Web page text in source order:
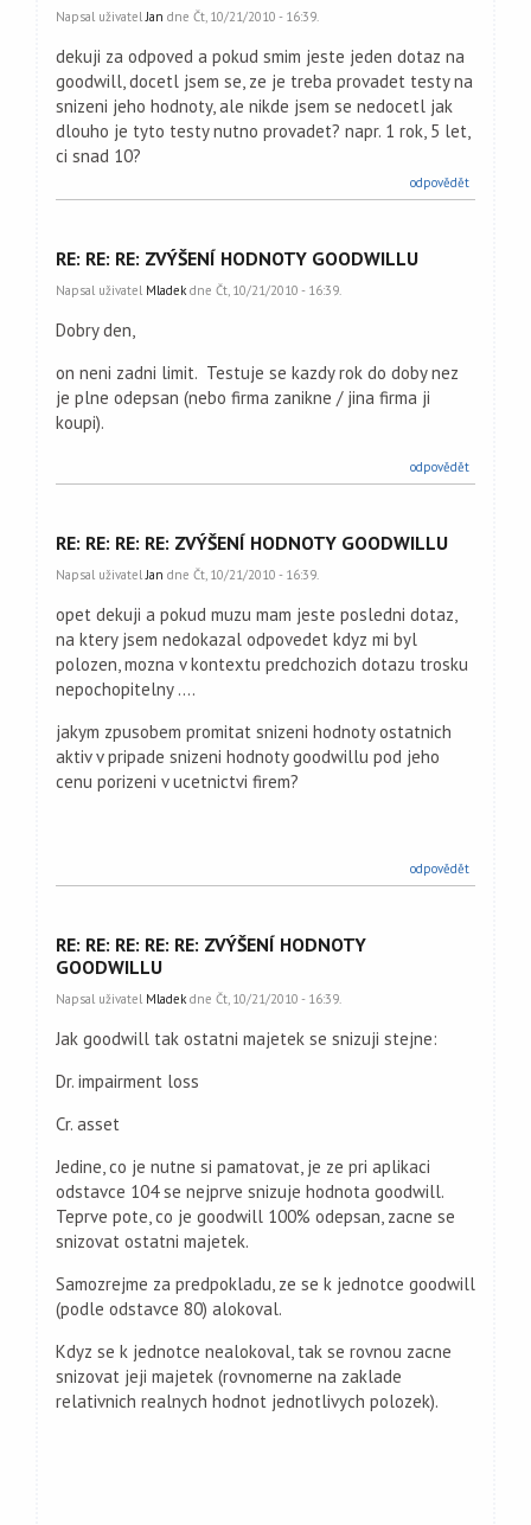
Napsal uživatelJan dne Čt, 10/21/2010 - 16:39.
dekuji za odpoved a pokud smim jeste jeden dotaz na
goodwill, docetl jsem se, ze je treba provadet testy na
snizeni jeho hodnoty, ale nikde jsem se nedocetl jak
dlouho je tyto testy nutno provadet? napr. 1 rok, 5 let,
ci snad 10?
odpovědět
RE: RE: RE: ZVÝŠENÍ HODNOTY GOODWILLU
Napsal uživatel Mladek dne Čt, 10/21/2010 - 16:39.
Dobry den,
on neni zadni limit. Testuje se kazdy rok do doby nez
je plne odepsan (nebo firma zanikne / jina firma ji
koupi).
odpovědět
RE: RE: RE: RE: ZVÝŠENÍ HODNOTY GOODWILLU
Napsal uživatelJan dne Čt, 10/21/2010 - 16:39.
opet dekuji a pokud muzu mam jeste posledni dotaz,
na ktery jsem nedokazal odpovedet kdyz mi byl
polozen, mozna v kontextu predchozich dotazu trosku
nepochopitelny ....
jakym zpusobem promitat snizeni hodnoty ostatnich
aktiv v pripade snizeni hodnoty goodwillu pod jeho
cenu porizeni v ucetnictvi firem?
odpovědět
RE: RE: RE: RE: RE: ZVÝŠENÍ HODNOTY
GOODWILLU
Napsal uživatel Mladek dne Čt, 10/21/2010 - 16:39.
Jak goodwill tak ostatni majetek se snizuji stejne:
Dr. impairment loss
Cr. asset
Jedine, co je nutne si pamatovat, je ze pri aplikaci
odstavce 104 se nejprve snizuje hodnota goodwill.
Teprve pote, co je goodwill 100% odepsan, zacne se
snizovat ostatni majetek.
Samozrejme za predpokladu, ze se k jednotce goodwill
(podle odstavce 80) alokoval.
Kdyz se k jednotce nealokoval, tak se rovnou zacne
snizovat jeji majetek (rovnomerne na zaklade
relativnich realnych hodnot jednotlivych polozek).